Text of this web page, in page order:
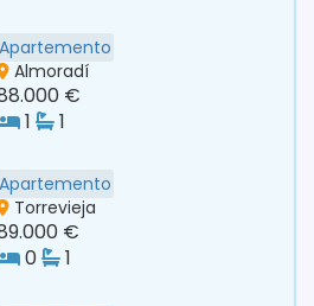
Apartemento
Almoradí
€
1
1
Apartemento
Torrevieja
€
0
1